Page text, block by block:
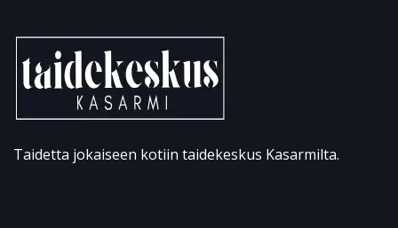
Taidetta jokaiseen kotiin taidekeskus Kasarmilta.